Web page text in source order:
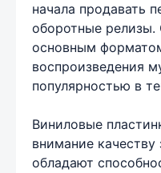
начала продавать
оборотные релизы.
основным
воспроизведения
популярностью в
Виниловые
внимание качеству
обладают